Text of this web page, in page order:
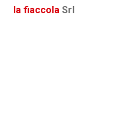
la fiaccola Srl